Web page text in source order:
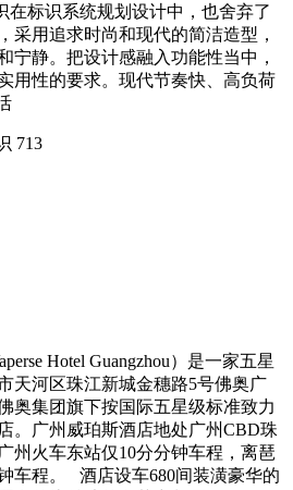
标识系统规划设计中，也舍弃了
采用追求时尚和现代的简洁造型，
宁静。把设计感融入功能性当中，
用性的要求。现代节奏快、高负荷
713
Hotel Guangzhou）是一家五星
天河区珠江新城金穗路5号佛奥广
奥集团旗下按国际五星级标准致力
。广州威珀斯酒店地处广州CBD珠
州火车东站仅10分分钟车程，离琶
车程。 酒店设车680间装潢豪华的